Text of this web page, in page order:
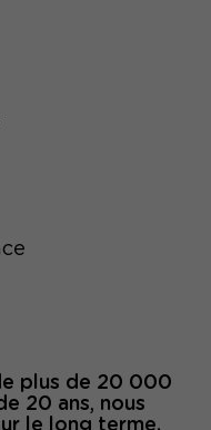
plus de 20 000
20 ans, nous
le long terme.